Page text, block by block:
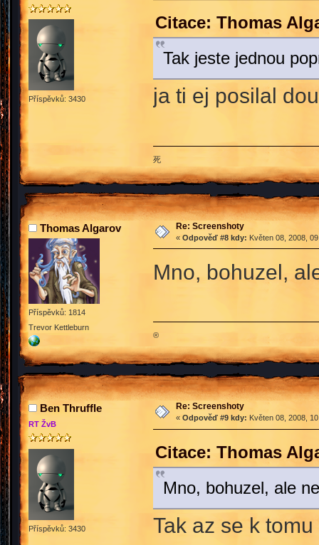
Příspěvků: 3430
Citace: Thomas
Tak jeste jednou
ja ti ej posilal
死
Thomas Algarov
Příspěvků: 1814
Trevor Kettleburn
Re: Screenshoty
« Odpověď #8 kdy: Květen 08, 2008,
Mno, bohuzel,
®
Ben Thruffle
RT ŽvB
Příspěvků: 3430
Re: Screenshoty
« Odpověď #9 kdy: Květen 08, 2008,
Citace: Thomas
Mno, bohuzel, ale
Tak az se k